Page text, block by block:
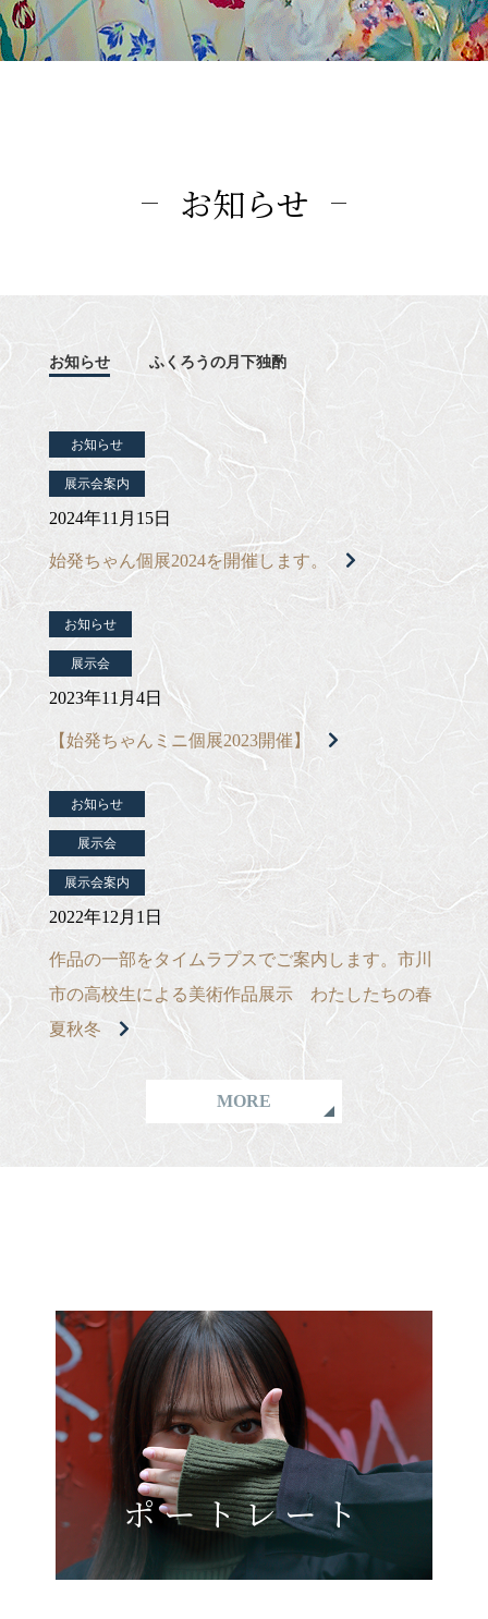
お知らせ
お知らせ ふくろうの月下独酌
お知らせ
展示会案内
2024年11月15日
始発ちゃん個展2024を開催します。
お知らせ
展示会
2023年11月4日
【始発ちゃんミニ個展2023開催】
お知らせ
展示会
展示会案内
2022年12月1日
作品の一部をタイムラプスでご案内します。市川
市の高校生による美術作品展示 わたしたちの春
夏秋冬
MORE
ポートレート